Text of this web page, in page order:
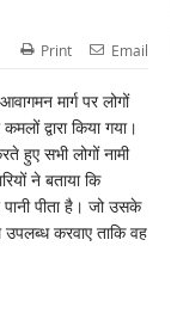
Print Email
मार्ग पर लोगों
द्वारा किया गया।
हुए सभी लोगों नामी
ने बताया कि
पीता है। जो उसके
करवाए ताकि वह